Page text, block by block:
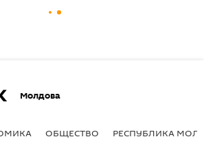
Молдова
ОБЩЕСТВО РЕСПУБЛИКА